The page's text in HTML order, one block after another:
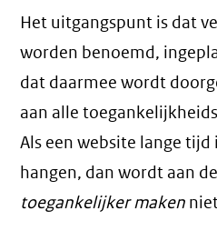
Het uitgangspunt is dat
worden benoemd,
dat daarmee wordt
aan alle
Als een website lange
hangen, dan wordt aan
toegankelijker maken